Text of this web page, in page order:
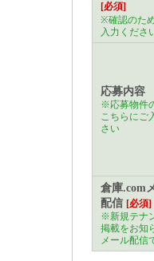
「
上
と
（1
い
し
[必須]
※確認のた
入力くださ
応募内容
※応募物件
こちらにご
さい
倉庫.com
配信 [必須]
※新規テナ
掲載をお知
メール配信